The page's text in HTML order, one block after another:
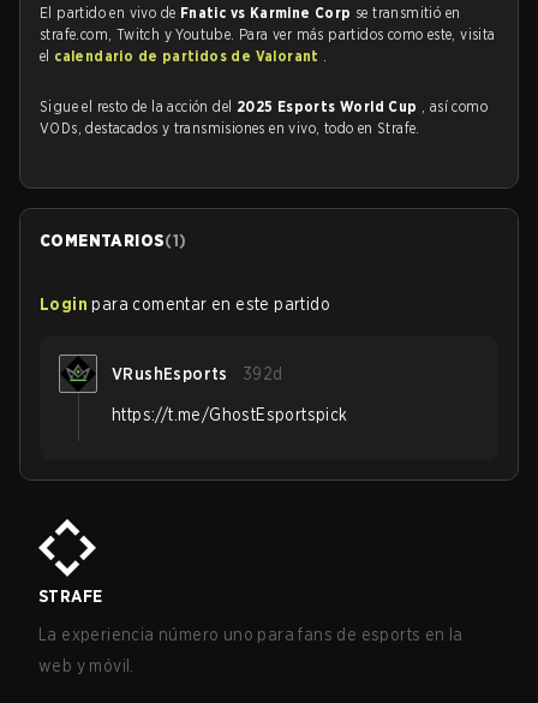
El partido en vivo de Fnatic vs Karmine Corp se transmitió en
strafe.com, Twitch y Youtube. Para ver más partidos como este, visita
el calendario de partidos de Valorant .
Sigue el resto de la acción del 2025 Esports World Cup , así como
VODs, destacados y transmisiones en vivo, todo en Strafe.
COMENTARIOS(1)
Login para comentar en este partido
VRushEsports 392d
https://t.me/GhostEsportspick
STRAFE
La experiencia número uno para fans de esports en la
web y móvil.